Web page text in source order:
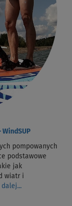
pompowanych
podstawowe
jak
wiatr i
dalej...